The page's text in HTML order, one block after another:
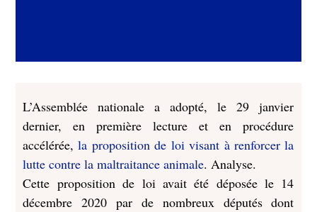
L’Assemblée nationale a adopté, le 29 janvier
dernier, en première lecture et en procédure
accélérée,la proposition de loi visant à renforcer la
lutte contre la maltraitance animale. Analyse.
Cette proposition de loi avait été déposée le 14
décembre 2020 par de nombreux députés dont